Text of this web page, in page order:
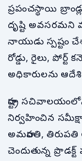
ప్రపంచస్థాయి
దృష్టి అవసరమని
నాయుడు స్పష్టం
రోడ్డు, రైలు, పోర్ట్
అధికారులను
రాష్ట్ర
నిర్వహించిన
అమరావతి, తిరుపతి
చెందుతున్న ప్రొడక్ట్